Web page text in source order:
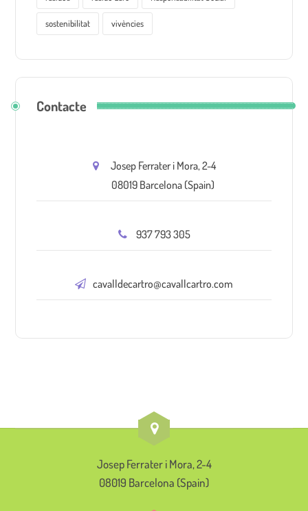
sostenibilitat vivències
Contacte
Josep Ferrater i Mora, 2-4
08019 Barcelona (Spain)
937 793 305
cavalldecartro@cavallcartro.com
Josep Ferrater i Mora, 2-4
08019 Barcelona (Spain)